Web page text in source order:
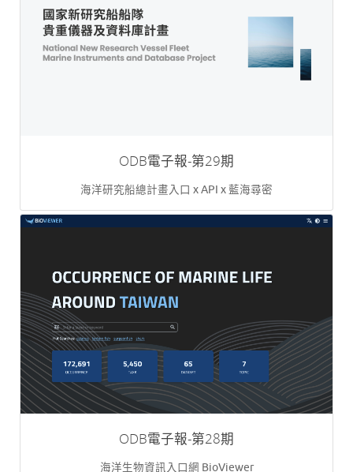
ODB電子報-第29期
海洋研究船總計畫入口 x API x 藍海尋密
ODB電子報-第28期
海洋生物資訊入口網 BioViewer